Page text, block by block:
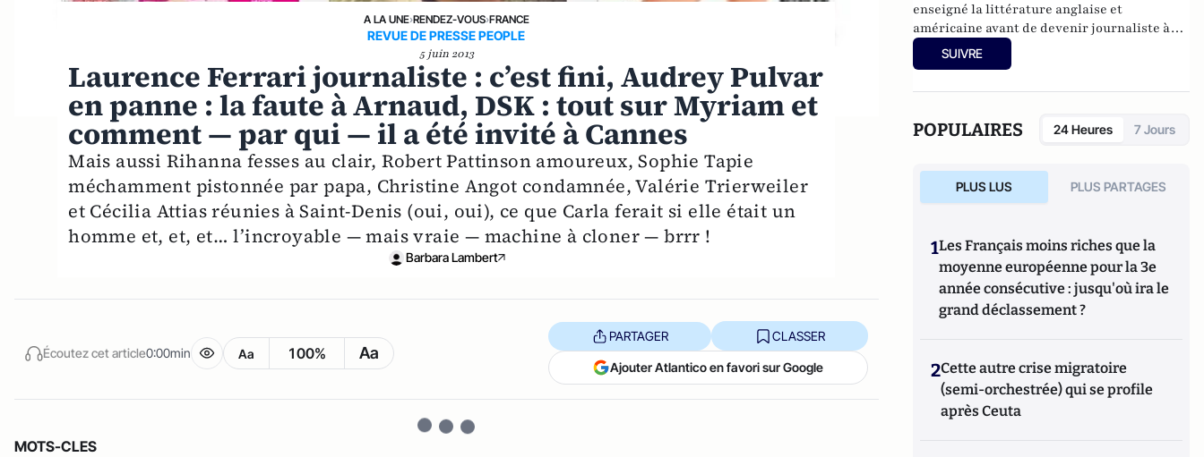
A LA UNE›RENDEZ-VOUS›FRANCE
REVUE DE PRESSE PEOPLE
5 juin 2013
Laurence Ferrari journaliste : c’est fini, Audrey Pulvar
en panne : la faute à Arnaud, DSK : tout sur Myriam et
comment — par qui — il a été invité à Cannes
Mais aussi Rihanna fesses au clair, Robert Pattinson amoureux, Sophie Tapie
méchamment pistonnée par papa, Christine Angot condamnée, Valérie Trierweiler
et Cécilia Attias réunies à Saint-Denis (oui, oui), ce que Carla ferait si elle était un
homme et, et, et… l’incroyable — mais vraie — machine à cloner — brrr !
Barbara Lambert
Écoutez cet article0:00min Aa 100% Aa
PARTAGER CLASSER
Ajouter Atlantico en favori sur Google
MOTS-CLES
enseigné la littérature anglaise et
américaine avant de devenir journaliste à
"Livres Hebdo". Elle est aujourd'hui
responsable des rubriques société/idées
SUIVRE
POPULAIRES 24 Heures 7 Jours
PLUS LUS PLUS PARTAGES
1Les Français moins riches que la
moyenne européenne pour la 3e
année consécutive : jusqu'où ira le
grand déclassement ?
2Cette autre crise migratoire
(semi-orchestrée) qui se profile
après Ceuta